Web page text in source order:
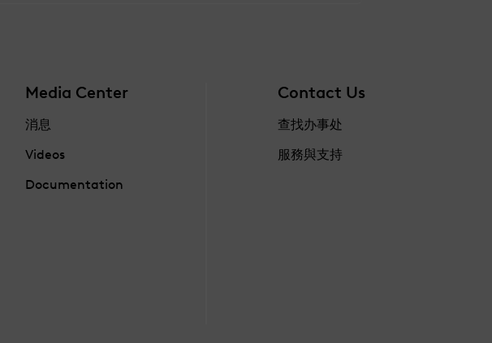
Media Center
消息
Videos
Documentation
Contact Us
查找办事处
服務與支持